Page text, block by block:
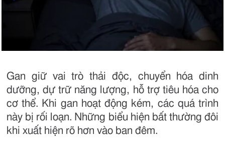
Gan giữ vai trò thải độc, chuyển hóa dinh
dưỡng, dự trữ năng lượng, hỗ trợ tiêu hóa cho
cơ thể. Khi gan hoạt động kém, các quá trình
này bị rối loạn. Những biểu hiện bất thường đôi
khi xuất hiện rõ hơn vào ban đêm.